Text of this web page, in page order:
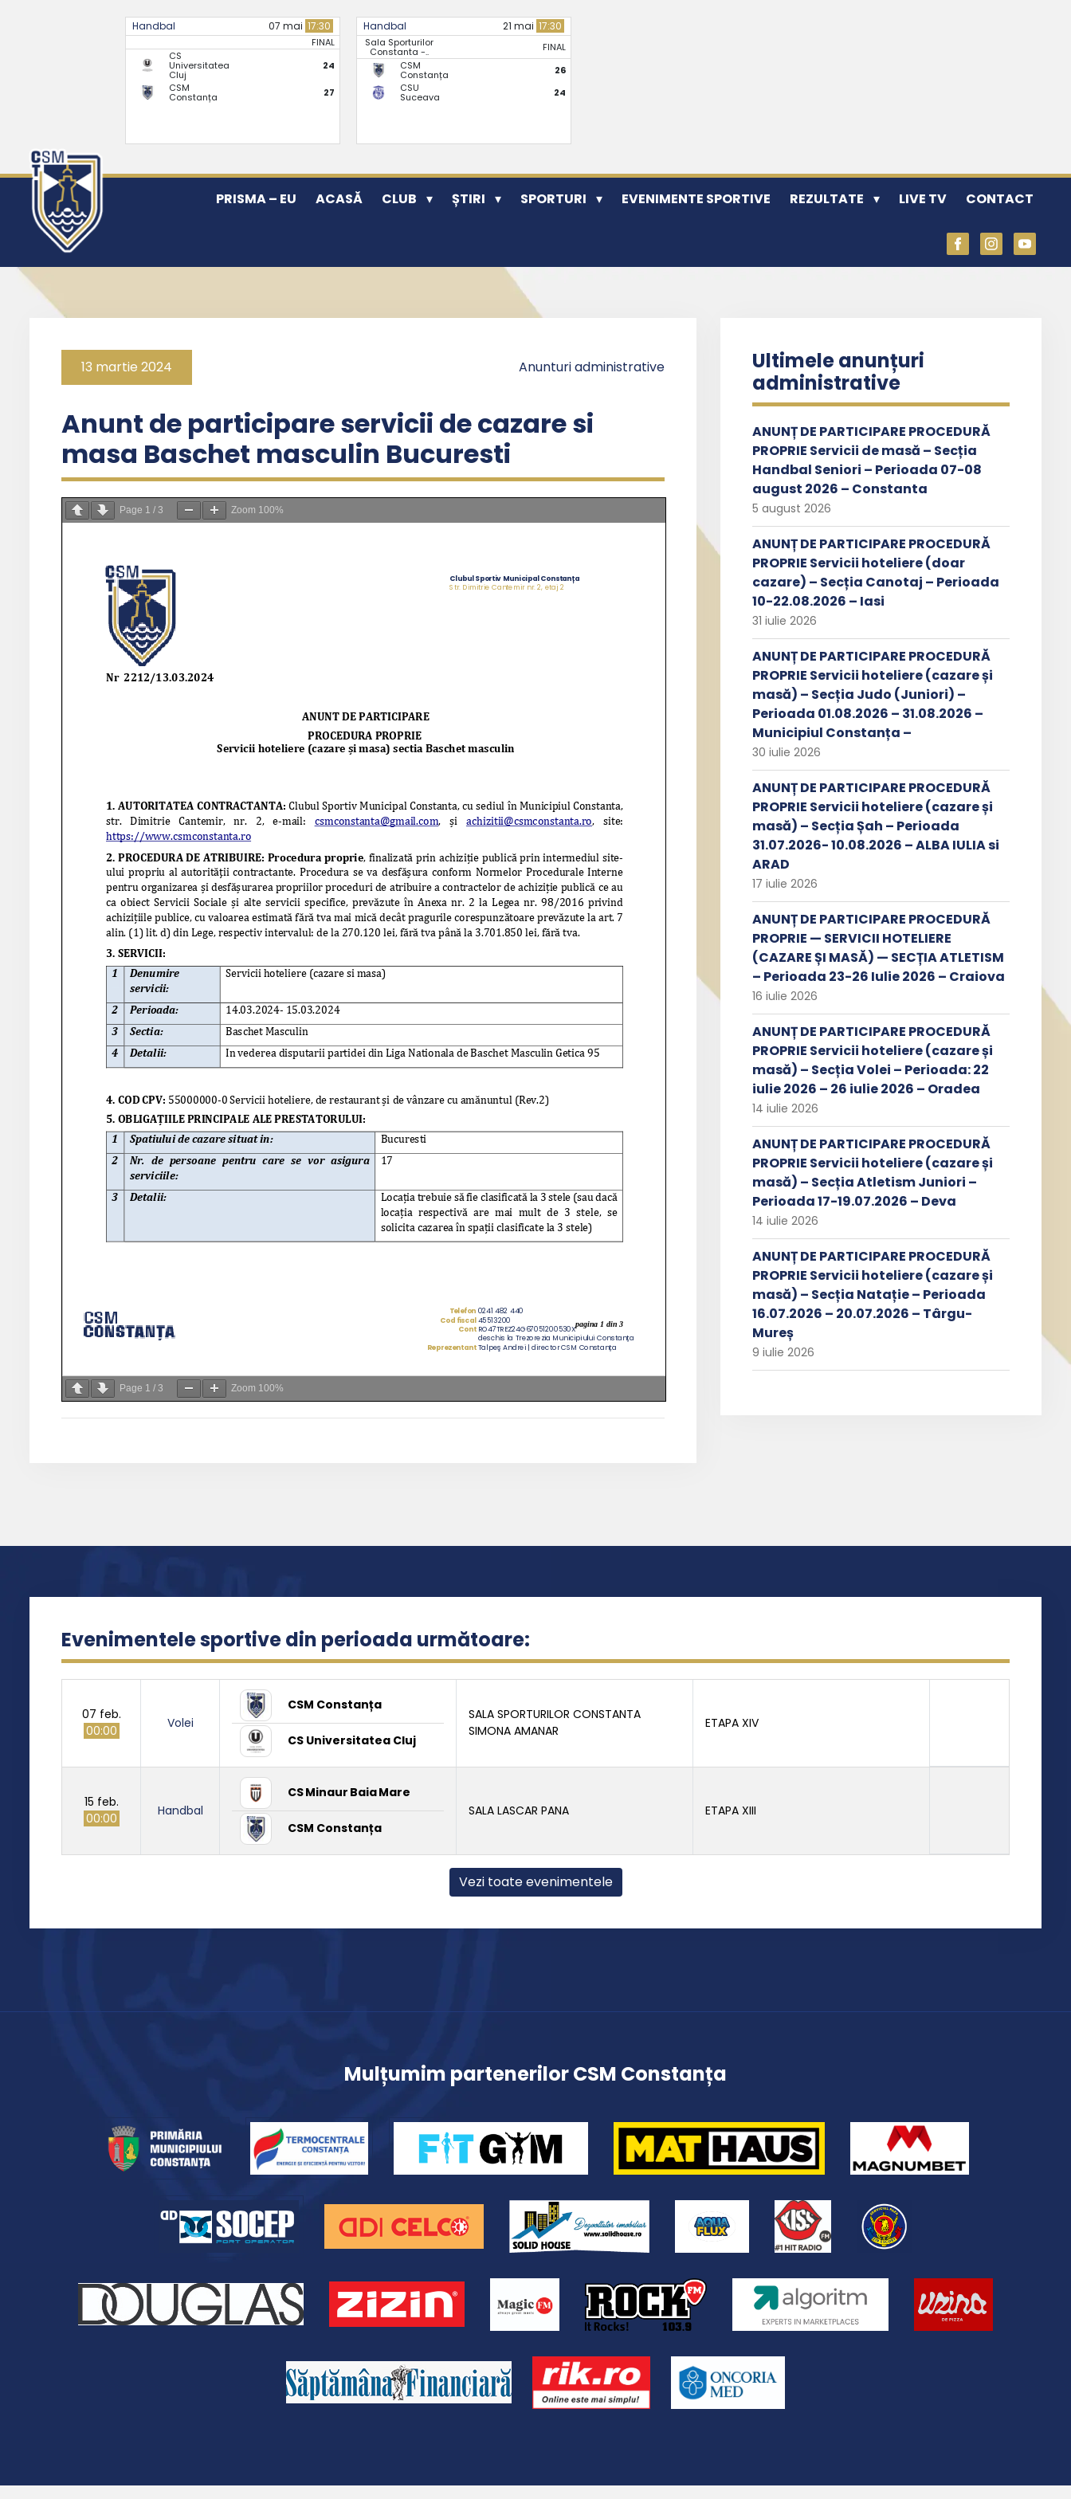
Handbal 07 mai 17:30
FINAL
CS
Universitatea
Cluj
24
CSM
Constanța 27
Handbal 21 mai 17:30
Sala Sporturilor
Constanta -..
FINAL
CSM
Constanța
26
CSU
Suceava 24
PRISMA – EU ACASĂ CLUB ȘTIRI SPORTURI EVENIMENTE SPORTIVE REZULTATE LIVE TV CONTACT
13 martie 2024 Anunturi administrative
Anunt de participare servicii de cazare si
masa Baschet masculin Bucuresti
Page 1 / 3 Zoom 100%
Page 1 / 3 Zoom 100%
Ultimele anunțuri
administrative
ANUNȚ DE PARTICIPARE PROCEDURĂ
PROPRIE Servicii de masă – Secția
Handbal Seniori – Perioada 07-08
august 2026 – Constanta
5 august 2026
ANUNȚ DE PARTICIPARE PROCEDURĂ
PROPRIE Servicii hoteliere (doar
cazare) – Secția Canotaj – Perioada
10-22.08.2026 – Iasi
31 iulie 2026
ANUNȚ DE PARTICIPARE PROCEDURĂ
PROPRIE Servicii hoteliere (cazare și
masă) – Secția Judo (Juniori) –
Perioada 01.08.2026 – 31.08.2026 –
Municipiul Constanța –
30 iulie 2026
ANUNȚ DE PARTICIPARE PROCEDURĂ
PROPRIE Servicii hoteliere (cazare și
masă) – Secția Șah – Perioada
31.07.2026- 10.08.2026 – ALBA IULIA si
ARAD
17 iulie 2026
ANUNȚ DE PARTICIPARE PROCEDURĂ
PROPRIE — SERVICII HOTELIERE
(CAZARE ȘI MASĂ) — SECȚIA ATLETISM
– Perioada 23-26 Iulie 2026 – Craiova
16 iulie 2026
ANUNȚ DE PARTICIPARE PROCEDURĂ
PROPRIE Servicii hoteliere (cazare și
masă) – Secția Volei – Perioada: 22
iulie 2026 – 26 iulie 2026 – Oradea
14 iulie 2026
ANUNȚ DE PARTICIPARE PROCEDURĂ
PROPRIE Servicii hoteliere (cazare și
masă) – Secția Atletism Juniori –
Perioada 17-19.07.2026 – Deva
14 iulie 2026
ANUNȚ DE PARTICIPARE PROCEDURĂ
PROPRIE Servicii hoteliere (cazare și
masă) – Secția Natație – Perioada
16.07.2026 – 20.07.2026 – Târgu-
Mureș
9 iulie 2026
Evenimentele sportive din perioada următoare:
07 feb.
00:00
Volei
CSM Constanța
CS Universitatea Cluj
SALA SPORTURILOR CONSTANTA
SIMONA AMANAR
ETAPA XIV
15 feb.
00:00
Handbal
CS Minaur Baia Mare
CSM Constanța
SALA LASCAR PANA ETAPA XIII
Vezi toate evenimentele
Mulțumim partenerilor CSM Constanța